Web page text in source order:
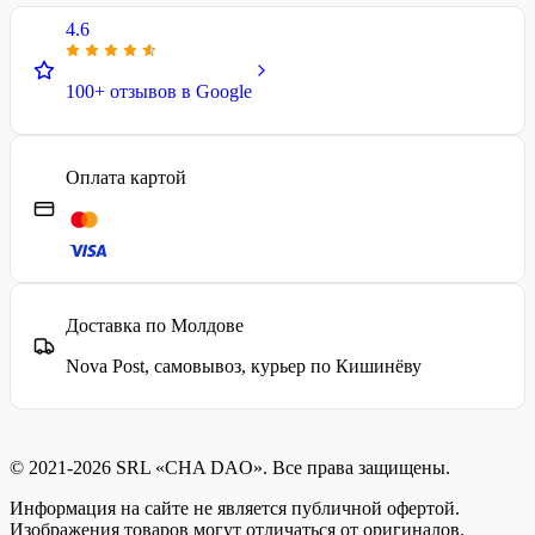
4.6
100+ отзывов в Google
Оплата картой
Доставка по Молдове
Nova Post, самовывоз, курьер по Кишинёву
© 2021-2026 SRL «CHA DAO». Все права защищены.
Информация на сайте не является публичной офертой.
Изображения товаров могут отличаться от оригиналов.